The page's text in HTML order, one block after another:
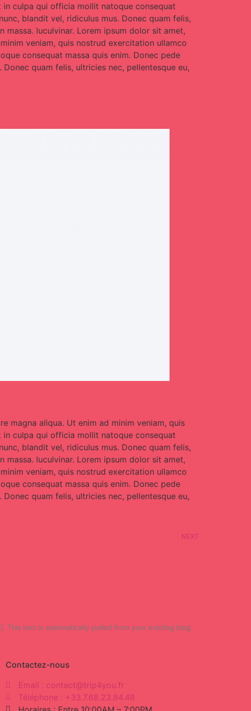
culpa qui officia mollit natoque consequat
blandit vel, ridiculus mus. Donec quam felis,
massa. luculvinar. Lorem ipsum dolor sit amet,
veniam, quis nostrud exercitation ullamco
consequat massa quis enim. Donec pede
quam felis, ultricies nec, pellentesque eu,
magna aliqua. Ut enim ad minim veniam, quis
culpa qui officia mollit natoque consequat
blandit vel, ridiculus mus. Donec quam felis,
massa. luculvinar. Lorem ipsum dolor sit amet,
veniam, quis nostrud exercitation ullamco
consequat massa quis enim. Donec pede
quam felis, ultricies nec, pellentesque eu,
NEXT
This text is automatically pulled from your existing blog
Contactez-nous
Email : contact@trip4you.fr
Téléphone : +33.7.68.23.84.48